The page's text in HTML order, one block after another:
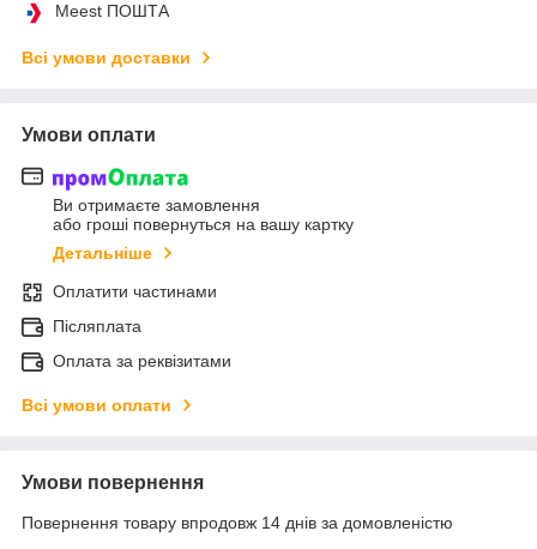
Meest ПОШТА
Всі умови доставки
Умови оплати
Ви отримаєте замовлення
або гроші повернуться на вашу картку
Детальніше
Оплатити частинами
Післяплата
Оплата за реквізитами
Всі умови оплати
Умови повернення
Повернення товару впродовж 14 днів за домовленістю